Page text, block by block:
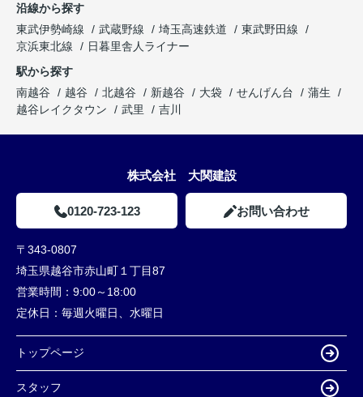
沿線から探す
東武伊勢崎線
武蔵野線 埼玉高速鉄道
東武野田線
京浜東北線
日暮里舎人ライナー
駅から探す
南越谷
越谷 北越谷 新越谷 大袋 せんげん台
蒲生
越谷レイクタウン
武里 吉川
株式会社 大関建設
0120-723-123 お問い合わせ
〒343-0807
埼玉県越谷市赤山町１丁目87
営業時間： 9:00～18:00
定休日： 毎週火曜日、水曜日
トップページ
スタッフ